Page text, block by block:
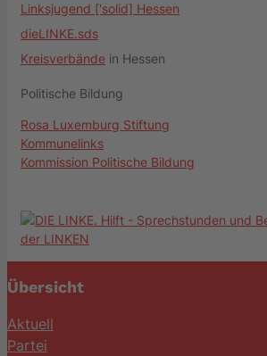
Linksjugend ['solid] Hessen
dieLINKE.sds
Kreisverbände in Hessen
Politische Bildung
Rosa Luxemburg Stiftung
Kommunelinks
Kommission Politische Bildung
Übersicht
Aktuell
Partei